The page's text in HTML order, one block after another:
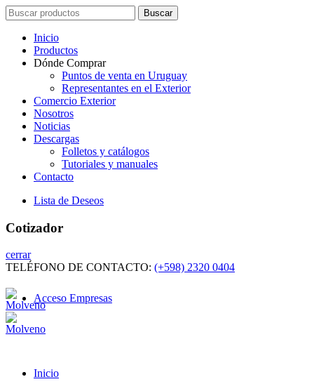
Search
for:
Buscar
Inicio
Productos
Dónde Comprar
Puntos de venta en Uruguay
Representantes en el Exterior
Comercio Exterior
Nosotros
Noticias
Descargas
Folletos y catálogos
Tutoriales y manuales
Contacto
Lista de Deseos
Cotizador
cerrar
TELÉFONO DE CONTACTO: (+598) 2320 0404
Acceso Empresas
Inicio